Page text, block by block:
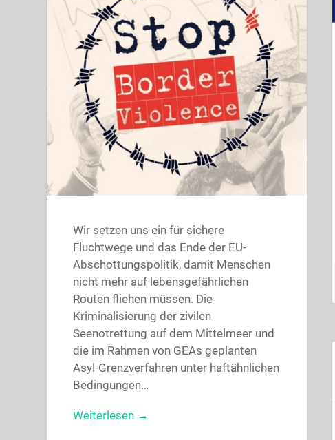
Wir setzen uns ein für sichere
Fluchtwege und das Ende der EU-
Abschottungspolitik, damit Menschen
nicht mehr auf lebensgefährlichen
Routen fliehen müssen. Die
Kriminalisierung der zivilen
Seenotrettung auf dem Mittelmeer und
die im Rahmen von GEAs geplanten
Asyl-Grenzverfahren unter haftähnlichen
Bedingungen…
Weiterlesen →